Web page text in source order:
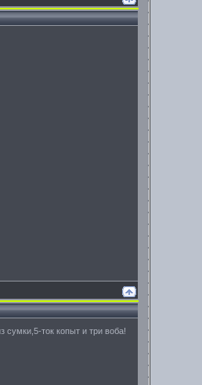
сумки,5-ток копыт и три воба!